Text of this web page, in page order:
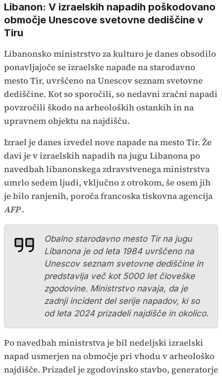
Libanon: V izraelskih napadih poškodovano
območje Unescove svetovne dediščine v
Tiru
Libanonsko ministrstvo za kulturo je danes obsodilo
ponavljajoče se izraelske napade na starodavno
mesto Tir, uvrščeno na Unescov seznam svetovne
dediščine. Kot so sporočili, so nedavni zračni napadi
povzročili škodo na arheoloških ostankih in na
upravnem objektu na najdišču.
Izrael je danes izvedel nove napade na mesto Tir. Že
davi je v izraelskih napadih na jugu Libanona po
navedbah libanonskega zdravstvenega ministrstva
umrlo sedem ljudi, vključno z otrokom, še osem jih
je bilo ranjenih, poroča francoska tiskovna agencija
AFP.
Obalno starodavno mesto Tir na jugu
Libanona je od leta 1984 uvrščeno na
Unescov seznam svetovne dediščine in
predstavlja več kot 5000 let človeške
zgodovine. Ministrstvo navaja, da je
zadnji incident del serije napadov, ki so
od leta 2024 prizadeli najdišče in okolico.
Po navedbah ministrstva je bil nedeljski izraelski
napad usmerjen na območje pri vhodu v arheološko
najdišče. Prizadel je zgodovinsko stavbo, generatorje